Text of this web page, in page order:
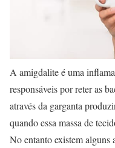
A amigdalite é uma
responsáveis por reter as
através da garganta
quando essa massa de
No entanto existem alguns